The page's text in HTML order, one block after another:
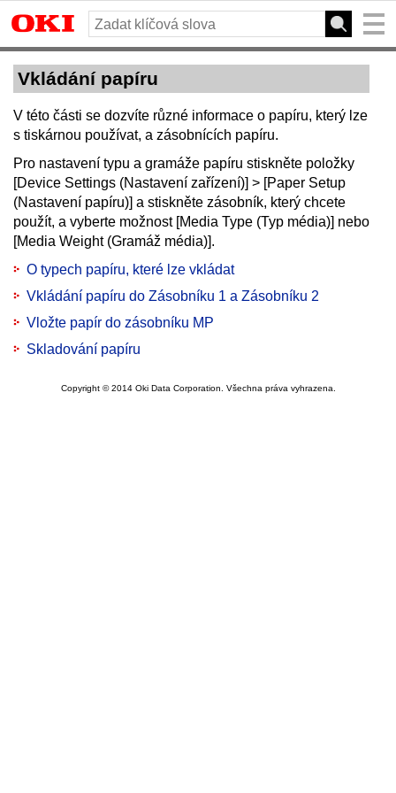
Vkládání papíru
V této části se dozvíte různé informace o papíru, který lze
s tiskárnou používat, a zásobnících papíru.
Pro nastavení typu a gramáže papíru stiskněte položky
[Device Settings (Nastavení zařízení)] > [Paper Setup
(Nastavení papíru)] a stiskněte zásobník, který chcete
použít, a vyberte možnost [Media Type (Typ média)] nebo
[Media Weight (Gramáž média)].
O typech papíru, které lze vkládat
Vkládání papíru do Zásobníku 1 a Zásobníku 2
Vložte papír do zásobníku MP
Skladování papíru
Copyright © 2014 Oki Data Corporation. Všechna práva vyhrazena.